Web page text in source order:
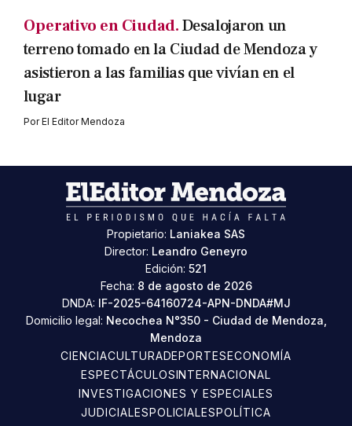
Operativo en Ciudad.Desalojaron un
terreno tomado en la Ciudad de Mendoza y
asistieron a las familias que vivían en el
lugar
PorEl Editor Mendoza
Propietario: Laniakea SAS
Director: Leandro Geneyro
Edición: 521
Fecha: 8 de agosto de 2026
DNDA: IF-2025-64160724-APN-DNDA#MJ
Domicilio legal: Necochea N°350 - Ciudad de Mendoza,
Mendoza
CIENCIACULTURADEPORTESECONOMÍA
ESPECTÁCULOSINTERNACIONAL
INVESTIGACIONES Y ESPECIALES
JUDICIALESPOLICIALESPOLÍTICA